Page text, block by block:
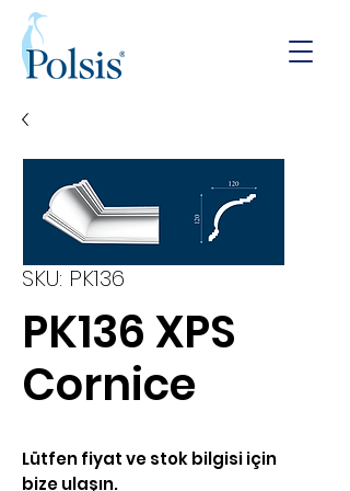
SKU: PK136
PK136 XPS
Cornice
Lütfen fiyat ve stok bilgisi için
bize ulaşın.